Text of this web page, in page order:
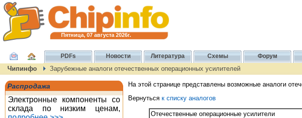
Пятница, 07 августа 2026г.
PDFs Новости Литература Схемы Форум
Чипинфо Зарубежные аналоги отечественных операционных усилителей
Распродажа
Электронные компоненты со
склада по низким ценам,
На этой странице представлены возможные аналоги
Вернуться к списку аналогов
Отечественные операционные усилители